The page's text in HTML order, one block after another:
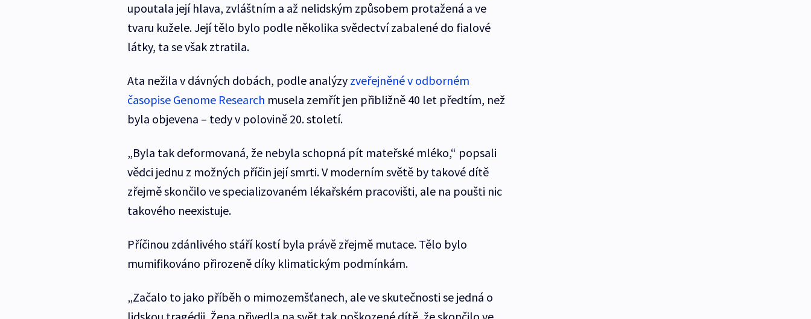
upoutala její hlava, zvláštním a až nelidským způsobem protažená a ve
tvaru kužele. Její tělo bylo podle několika svědectví zabalené do fialové
látky, ta se však ztratila.
Ata nežila v dávných dobách, podle analýzy zveřejněné v odborném
časopise Genome Research musela zemřít jen přibližně 40 let předtím, než
byla objevena – tedy v polovině 20. století.
„Byla tak deformovaná, že nebyla schopná pít mateřské mléko,“ popsali
vědci jednu z možných příčin její smrti. V moderním světě by takové dítě
zřejmě skončilo ve specializovaném lékařském pracovišti, ale na poušti nic
takového neexistuje.
Příčinou zdánlivého stáří kostí byla právě zřejmě mutace. Tělo bylo
mumifikováno přirozeně díky klimatickým podmínkám.
„Začalo to jako příběh o mimozemšťanech, ale ve skutečnosti se jedná o